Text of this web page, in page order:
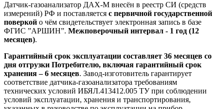
Датчик-газоанализатор ДАХ-М внесён в реестр СИ (средств
измерений) РФ и поставляется с первичной государственной
поверкой о чём свидетельствует электронная запись в базе
ФГИС ”АРШИН”. Межповерочный интервал - 1 год (12
месяцев).
Гарантийный срок эксплуатации составляет 36 месяцев со
дня отгрузки Потребителю, включая гарантийный срок
хранения – 6 месяцев. Завод-изготовитель гарантирует
соответствие датчика-газоанализатора требованиям
технических условий ИБЯЛ.413412.005 ТУ при соблюдении
условий эксплуатации, хранения и транспортирования,